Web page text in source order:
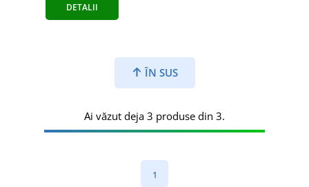
DETALII
ÎN SUS
Ai văzut deja 3 produse din 3.
1